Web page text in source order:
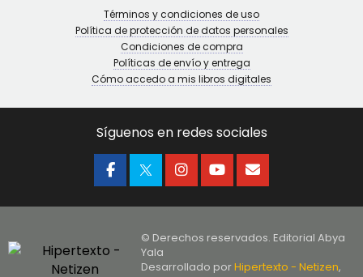
Términos y condiciones de uso
Política de protección de datos personales
Condiciones de compra
Políticas de envío y entrega
Cómo accedo a mis libros digitales
Síguenos en redes sociales
© Derechos reservados. Editorial Abya
Yala
Desarrollado porHipertexto - Netizen,